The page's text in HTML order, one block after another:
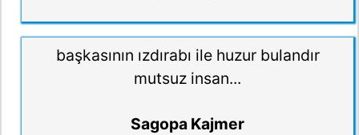
başkasının ızdırabı ile huzur bulandır
mutsuz insan...
Sagopa Kajmer